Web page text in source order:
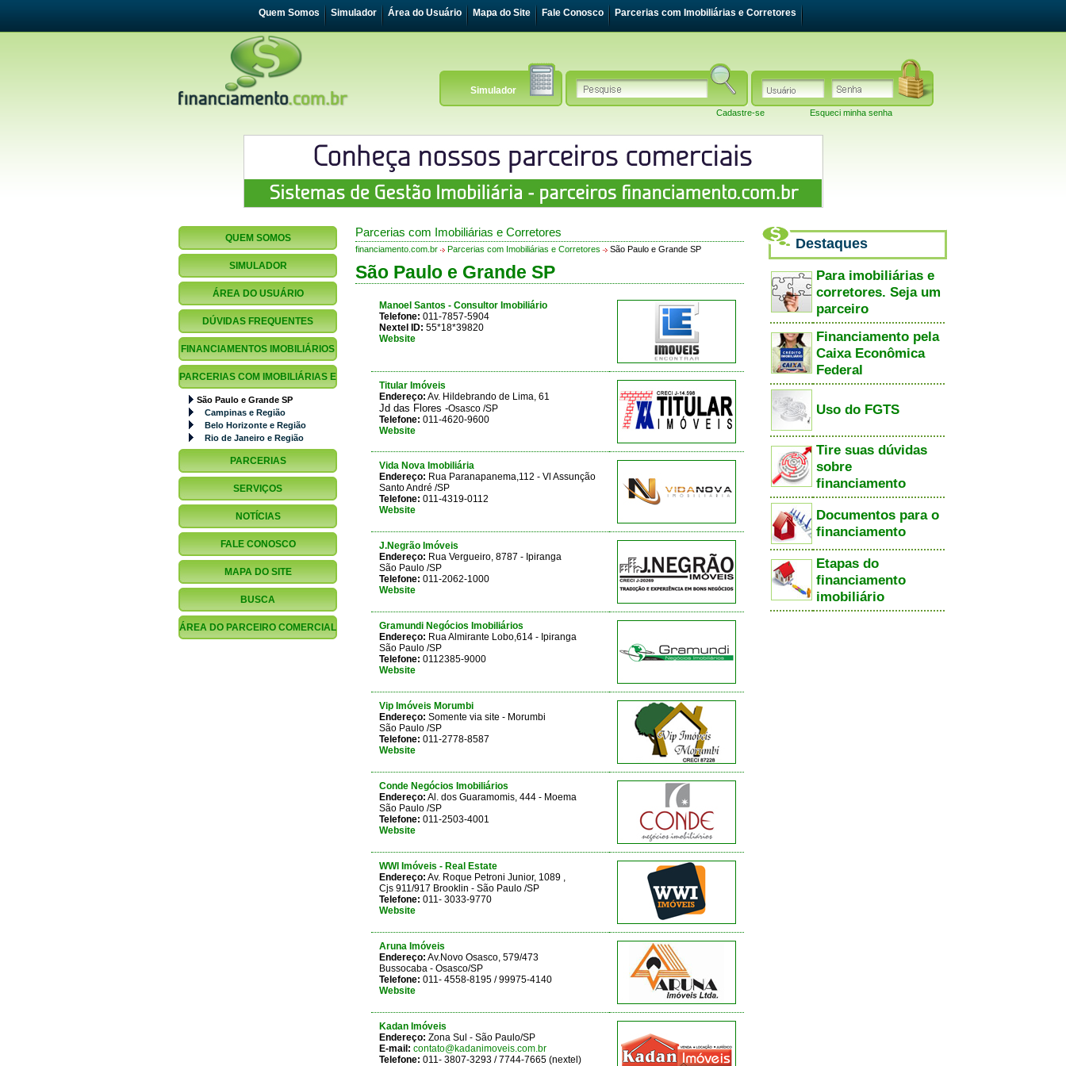
Quem Somos Simulador Área do Usuário Mapa do Site Fale Conosco Parcerias com Imobiliárias e Corretores
Simulador
Esqueci minha senha
Cadastre-se
QUEM SOMOS
SIMULADOR
ÁREA DO USUÁRIO
DÚVIDAS FREQUENTES
FINANCIAMENTOS IMOBILIÁRIOS
PARCERIAS COM IMOBILIÁRIAS E
CORRETORES
São Paulo e Grande SP
Campinas e Região
Belo Horizonte e Região
Rio de Janeiro e Região
PARCERIAS
FINANCIAMENTO.COM.BR
SERVIÇOS
NOTÍCIAS
FALE CONOSCO
MAPA DO SITE
BUSCA
ÁREA DO PARCEIRO COMERCIAL
Parcerias com Imobiliárias e Corretores
financiamento.com.br Parcerias com Imobiliárias e Corretores São Paulo e Grande SP
São Paulo e Grande SP
Manoel Santos - Consultor Imobiliário
Telefone: 011-7857-5904
Nextel ID: 55*18*39820
Website
Titular Imóveis
Endereço: Av. Hildebrando de Lima, 61
Jd das Flores -Osasco /SP
Telefone: 011-4620-9600
Website
Vida Nova Imobiliária
Endereço: Rua Paranapanema,112 - Vl Assunção
Santo André /SP
Telefone: 011-4319-0112
Website
J.Negrão Imóveis
Endereço: Rua Vergueiro, 8787 - Ipiranga
São Paulo /SP
Telefone: 011-2062-1000
Website
Gramundi Negócios Imobiliários
Endereço: Rua Almirante Lobo,614 - Ipiranga
São Paulo /SP
Telefone: 0112385-9000
Website
Vip Imóveis Morumbi
Endereço: Somente via site - Morumbi
São Paulo /SP
Telefone: 011-2778-8587
Website
Conde Negócios Imobiliários
Endereço: Al. dos Guaramomis, 444 - Moema
São Paulo /SP
Telefone: 011-2503-4001
Website
WWI Imóveis - Real Estate
Endereço: Av. Roque Petroni Junior, 1089 ,
Cjs 911/917 Brooklin - São Paulo /SP
Telefone: 011- 3033-9770
Website
Aruna Imóveis
Endereço: Av.Novo Osasco, 579/473
Bussocaba - Osasco/SP
Telefone: 011- 4558-8195 / 99975-4140
Website
Kadan Imóveis
Endereço: Zona Sul - São Paulo/SP
E-mail: contato@kadanimoveis.com.br
Telefone: 011- 3807-3293 / 7744-7665 (nextel)
Destaques
Para imobiliárias e
corretores. Seja um
parceiro
Financiamento pela
Caixa Econômica
Federal
Uso do FGTS
Tire suas dúvidas
sobre
financiamento
Documentos para o
financiamento
Etapas do
financiamento
imobiliário